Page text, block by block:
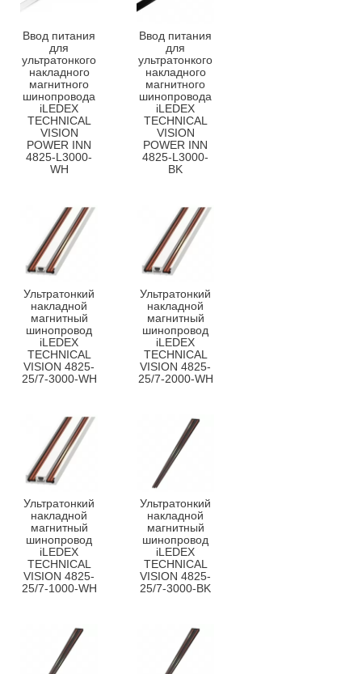
Ввод питания
для
ультратонкого
накладного
магнитного
шинопровода
iLEDEX
TECHNICAL
VISION
POWER INN
4825-L3000-
WH
Ввод питания
для
ультратонкого
накладного
магнитного
шинопровода
iLEDEX
TECHNICAL
VISION
POWER INN
4825-L3000-
BK
Ультратонкий
накладной
магнитный
шинопровод
iLEDEX
TECHNICAL
VISION 4825-
25/7-3000-WH
Ультратонкий
накладной
магнитный
шинопровод
iLEDEX
TECHNICAL
VISION 4825-
25/7-2000-WH
Ультратонкий
накладной
магнитный
шинопровод
iLEDEX
TECHNICAL
VISION 4825-
25/7-1000-WH
Ультратонкий
накладной
магнитный
шинопровод
iLEDEX
TECHNICAL
VISION 4825-
25/7-3000-BK